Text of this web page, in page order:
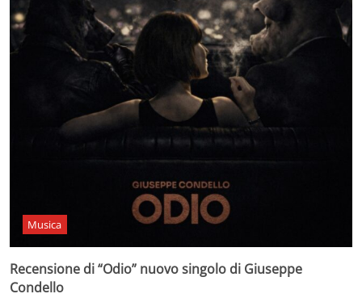
Musica
Recensione di “Odio” nuovo singolo di Giuseppe
Condello